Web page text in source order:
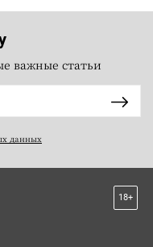
важные статьи
данных
18+